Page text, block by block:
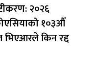
२०२६
१०३औँ
किन रद्द